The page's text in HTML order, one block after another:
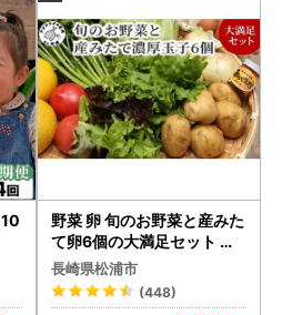
野菜 卵 旬のお野菜と産みた
て卵6個の大満足セット 【A
8-039】
長崎県松浦市
(448)